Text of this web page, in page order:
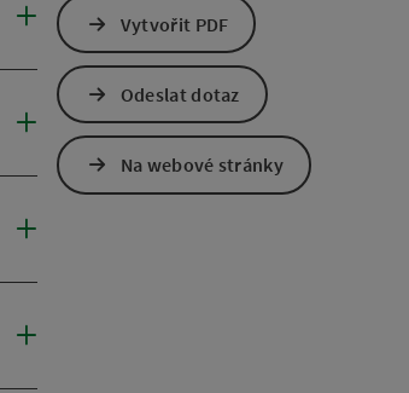
Vytvořit PDF
Odeslat dotaz
Na webové stránky